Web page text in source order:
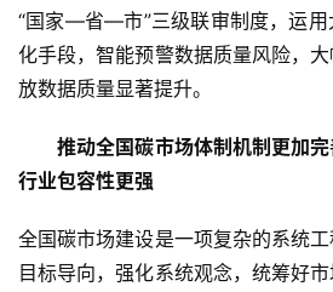
“国家—省—市”三级联审制度，运用
化手段，智能预警数据质量风险，
放数据质量显著提升。
推动全国碳市场体制机制更加完
行业包容性更强
全国碳市场建设是一项复杂的系统工
目标导向，强化系统观念，统筹好